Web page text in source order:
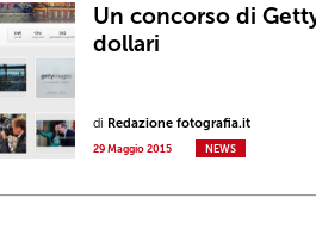
Un concorso di
dollari
di Redazione fotografia.it
29 Maggio 2015 NEWS